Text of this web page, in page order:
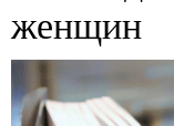
женщин